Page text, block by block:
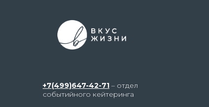
+7(499)647-42-71 – отдел
событийного кейтеринга